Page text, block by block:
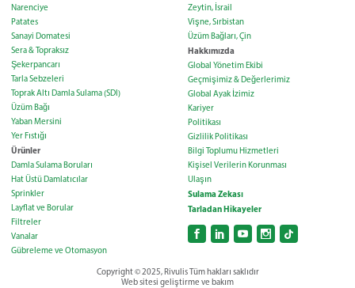
Narenciye
Patates
Sanayi Domatesi
Sera & Topraksız
Şekerpancarı
Tarla Sebzeleri
Toprak Altı Damla Sulama (SDI)
Üzüm Bağı
Yaban Mersini
Yer Fıstığı
Ürünler
Damla Sulama Boruları
Hat Üstü Damlatıcılar
Sprinkler
Layflat ve Borular
Filtreler
Vanalar
Gübreleme ve Otomasyon
Zeytin, İsrail
Vişne, Sırbistan
Üzüm Bağları, Çin
Hakkımızda
Global Yönetim Ekibi
Geçmişimiz & Değerlerimiz
Global Ayak İzimiz
Kariyer
Politikası
Gizlilik Politikası
Bilgi Toplumu Hizmetleri
Kişisel Verilerin Korunması
Ulaşın
Sulama Zekası
Tarladan Hikayeler
Copyright © 2025, Rivulis Tüm hakları saklıdır
Web sitesi geliştirme ve bakım